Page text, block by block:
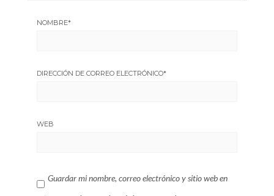
NOMBRE*
DIRECCIÓN DE CORREO ELECTRÓNICO*
WEB
Guardar mi nombre, correo electrónico y sitio web en